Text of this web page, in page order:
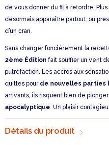
de vous donner du fil à retordre.
désormais apparaître partout, ou
d’un cran.
Sans changer foncièrement la
2ème Édition fait souffler un vent
putréfaction. Les accros aux
quittes pour de nouvelles parties
arrivants, ils risquent bien de
apocalyptique. Un plaisir
Détails du produit